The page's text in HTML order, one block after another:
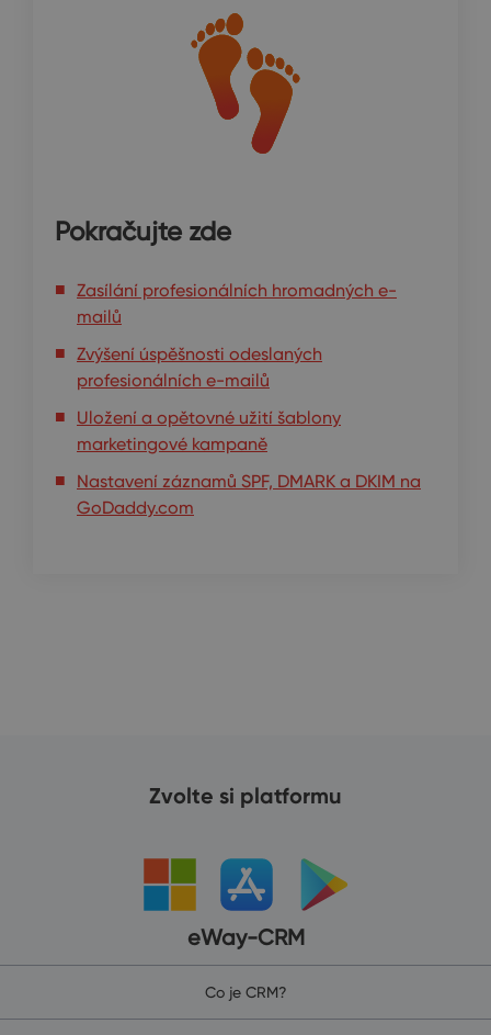
Pokračujte zde
Zasílání profesionálních hromadných e-
mailů
Zvýšení úspěšnosti odeslaných
profesionálních e-mailů
Uložení a opětovné užití šablony
marketingové kampaně
Nastavení záznamů SPF, DMARK a DKIM na
GoDaddy.com
Zvolte si platformu
eWay-CRM
Co je CRM?